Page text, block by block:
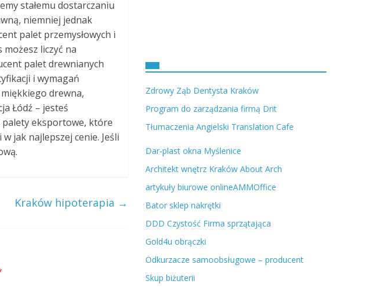
stałemu dostarczaniu
niemniej jednak
palet przemysłowych i
liczyć na
palet drewnianych
i wymagań
drewna,
Łódź – jesteś
eksportowe, które
jak najlepszej cenie. Jeśli
Kraków hipoterapia →
Zdrowy Ząb Dentysta Kraków
Program do zarządzania firmą Drit
Tłumaczenia Angielski Translation Cafe
Dar-plast okna Myślenice
Architekt wnętrz Kraków About Arch
artykuły biurowe onlineAMMOffice
Bator sklep nakrętki
DDD Czystość Firma sprzątająca
Gold4u obrączki
Odkurzacze samoobsługowe – producent
Skup biżuterii